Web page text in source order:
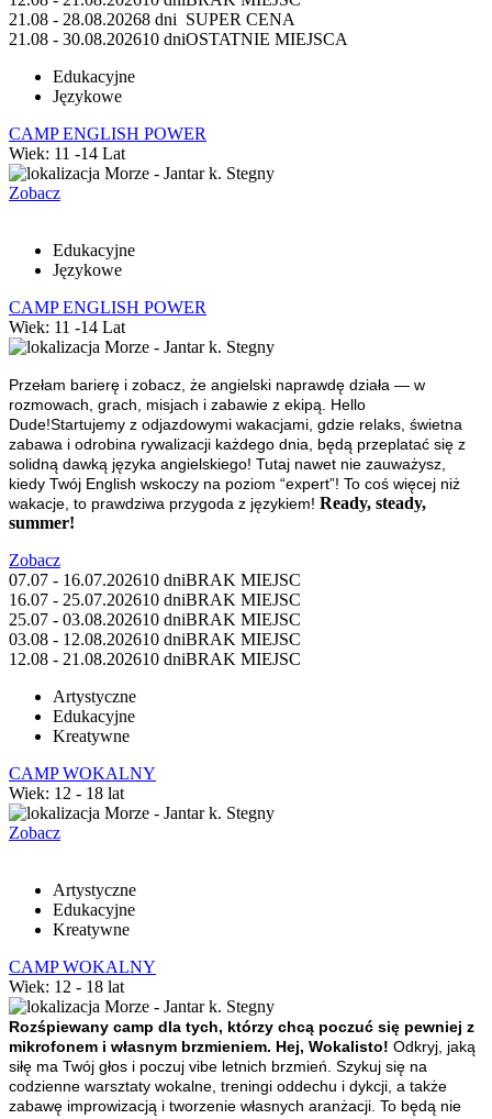
21.08 - 28.08.20268 dni SUPER CENA
21.08 - 30.08.202610 dniOSTATNIE MIEJSCA
Edukacyjne
Językowe
CAMP ENGLISH POWER
Wiek: 11 -14 Lat
Morze - Jantar k. Stegny
Zobacz
Edukacyjne
Językowe
CAMP ENGLISH POWER
Wiek: 11 -14 Lat
Morze - Jantar k. Stegny
Przełam barierę i zobacz, że angielski naprawdę działa — w
rozmowach, grach, misjach i zabawie z ekipą. Hello
Dude!Startujemy z odjazdowymi wakacjami, gdzie relaks, świetna
zabawa i odrobina rywalizacji każdego dnia, będą przeplatać się z
solidną dawką języka angielskiego! Tutaj nawet nie zauważysz,
kiedy Twój English wskoczy na poziom “expert”! To coś więcej niż
wakacje, to prawdziwa przygoda z językiem! Ready, steady,
summer!
Zobacz
07.07 - 16.07.202610 dniBRAK MIEJSC
16.07 - 25.07.202610 dniBRAK MIEJSC
25.07 - 03.08.202610 dniBRAK MIEJSC
03.08 - 12.08.202610 dniBRAK MIEJSC
12.08 - 21.08.202610 dniBRAK MIEJSC
Artystyczne
Edukacyjne
Kreatywne
CAMP WOKALNY
Wiek: 12 - 18 lat
Morze - Jantar k. Stegny
Zobacz
Artystyczne
Edukacyjne
Kreatywne
CAMP WOKALNY
Wiek: 12 - 18 lat
Morze - Jantar k. Stegny
Rozśpiewany camp dla tych, którzy chcą poczuć się pewniej z
mikrofonem i własnym brzmieniem. Hej, Wokalisto! Odkryj, jaką
siłę ma Twój głos i poczuj vibe letnich brzmień. Szykuj się na
codzienne warsztaty wokalne, treningi oddechu i dykcji, a także
zabawę improwizacją i tworzenie własnych aranżacji. To będą nie